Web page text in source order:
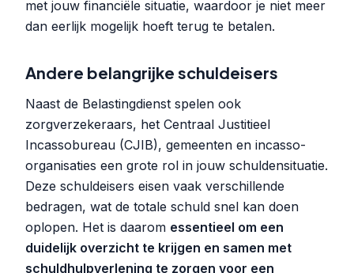
met jouw financiële situatie, waardoor je niet meer
dan eerlijk mogelijk hoeft terug te betalen.
Andere belangrijke schuldeisers
Naast de Belastingdienst spelen ook
zorgverzekeraars, het Centraal Justitieel
Incassobureau (CJIB), gemeenten en incasso-
organisaties een grote rol in jouw schuldensituatie.
Deze schuldeisers eisen vaak verschillende
bedragen, wat de totale schuld snel kan doen
oplopen. Het is daarom essentieel om een
duidelijk overzicht te krijgen en samen met
schuldhulpverlening te zorgen voor een